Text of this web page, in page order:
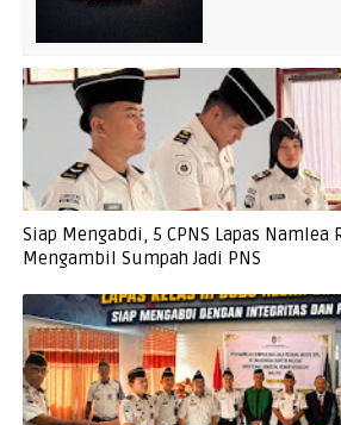
Siap Mengabdi, 5 CPNS Lapas
Mengambil Sumpah Jadi PNS